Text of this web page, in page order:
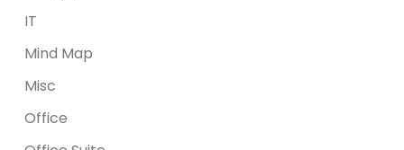
IT
Mind Map
Misc
Office